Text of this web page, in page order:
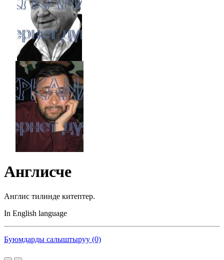
Англисче
Англис тилинде китептер.
In English language
Буюмдарды салыштыруу (0)